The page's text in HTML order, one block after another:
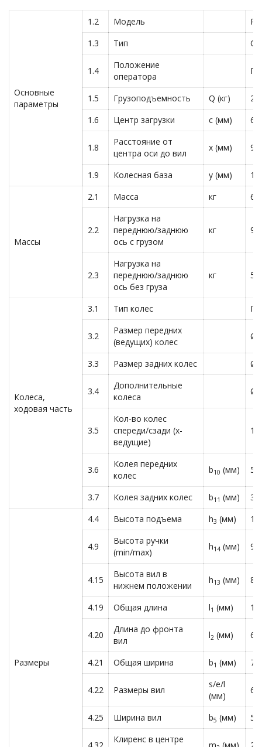
Основные
параметры
1.2 Модель
1.3
Тип
1.4
Положение
оператора
1.5 Грузоподъемность Q (кг)
1.6
Центр загрузки c (мм)
1.8
Расстояние от
центра оси до вил
x (мм)
1.9 Колесная база y (мм)
Массы
2.1 Масса кг
2.2
Нагрузка на
переднюю/заднюю
ось с грузом
кг
2.3
Нагрузка на
переднюю/заднюю
ось без груза
кг
Колеса,
ходовая часть
3.1 Тип колес
3.2
Размер передних
(ведущих) колес
3.3 Размер задних колес
3.4
Дополнительные
колеса
3.5
Кол-во колес
спереди/сзади (х-
ведущие)
3.6
Колея передних
колес
b10 (мм)
3.7 Колея задних колес b11 (мм)
Размеры
4.4 Высота подъема h3 (мм)
4.9
Высота ручки
(min/max)
h14 (мм)
4.15
Высота вил в
нижнем положении
h13 (мм) 85
4.19 Общая длина l1 (мм)
4.20
Длина до фронта
вил
l2 (мм)
4.21 Общая ширина b1 (мм)
4.22 Размеры вил
s/e/l
(мм)
4.25 Ширина вил b5 (мм)
Клиренс в центре